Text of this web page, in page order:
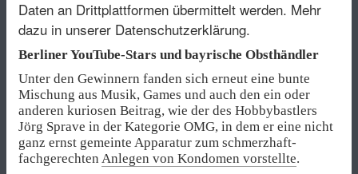
Daten an Drittplattformen übermittelt werden. Mehr
dazu in unserer Datenschutzerklärung.
Berliner YouTube-Stars und bayrische Obsthändler
Unter den Gewinnern fanden sich erneut eine bunte
Mischung aus Musik, Games und auch den ein oder
anderen kuriosen Beitrag, wie der des Hobbybastlers
Jörg Sprave in der Kategorie OMG, in dem er eine nicht
ganz ernst gemeinte Apparatur zum schmerzhaft-
fachgerechten Anlegen von Kondomen vorstellte.